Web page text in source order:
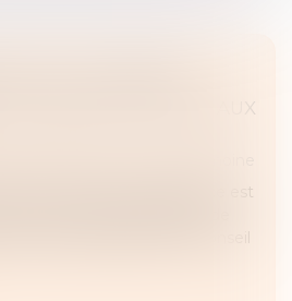
X : COMMENT
AU SECRET ET ACCÈS AUX
des origines de naissance est
sociaux et par la pratique de
des tests génétiques, le Conseil